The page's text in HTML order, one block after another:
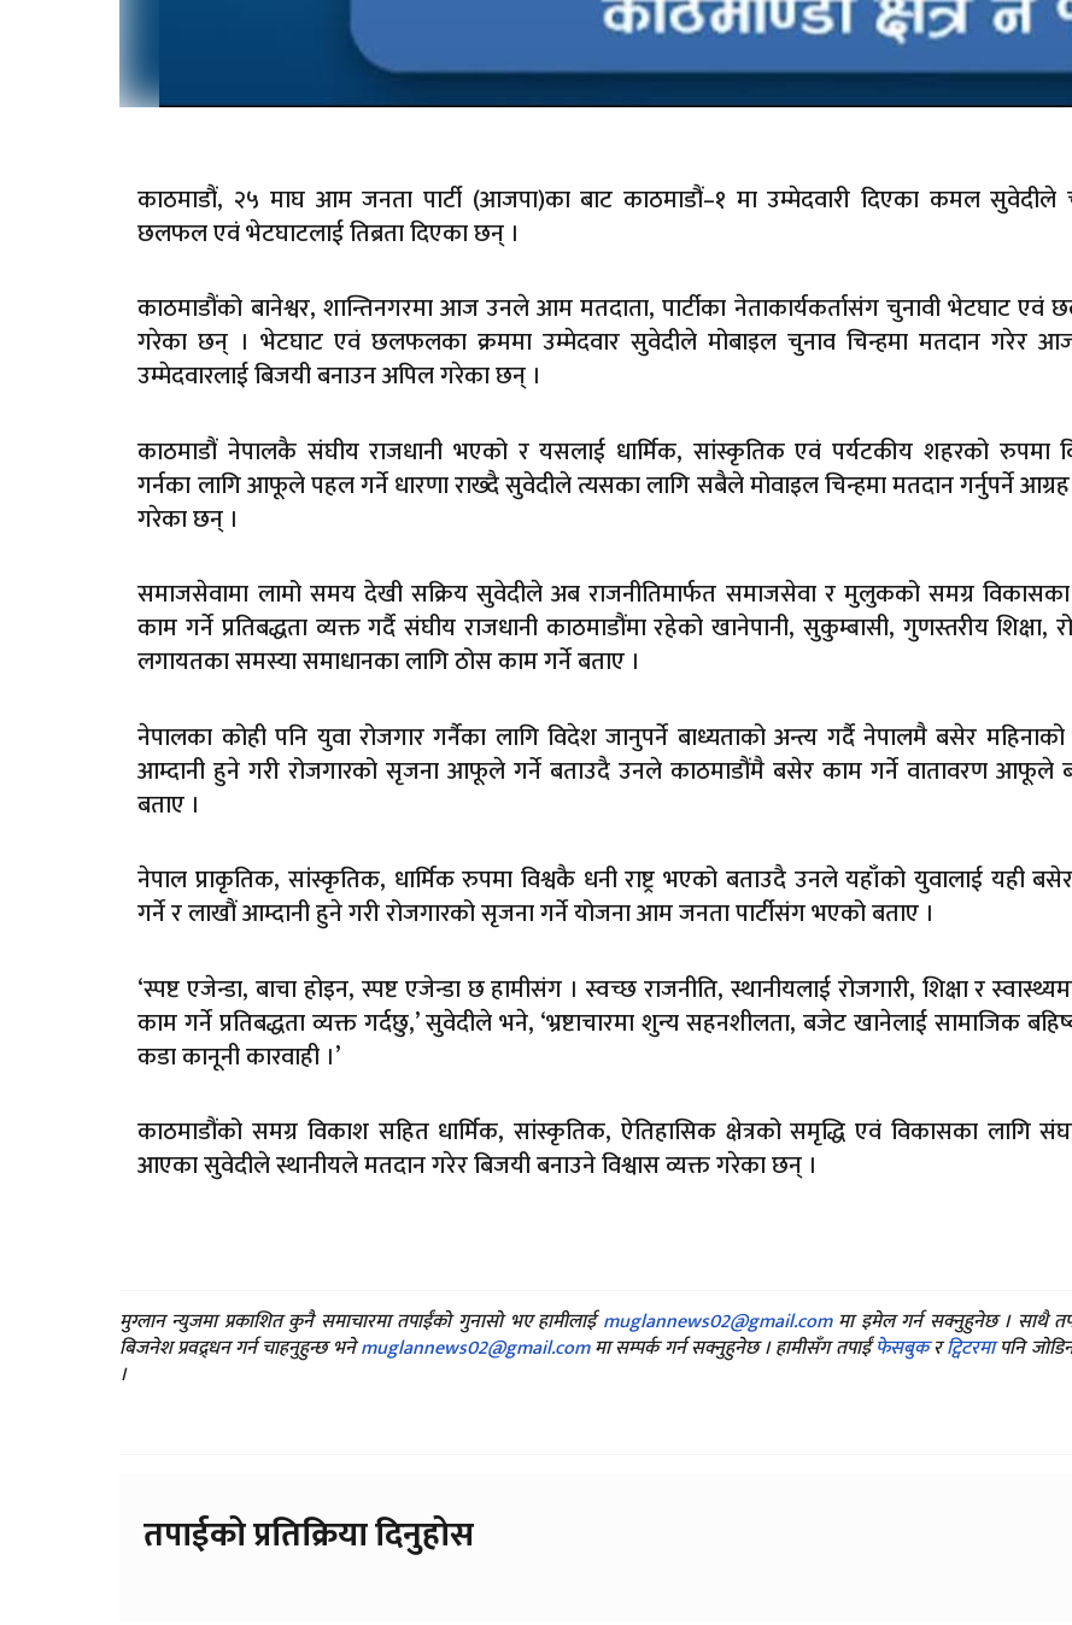
काठमाडौं, २५ माघ आम जनता पार्टी (आजपा)का बाट काठमाडौं–१ मा उम्मेदवारी दिएका कमल सुवेदीले
छलफल एवं भेटघाटलाई तिब्रता दिएका छन् ।
काठमाडौंको बानेश्वर, शान्तिनगरमा आज उनले आम मतदाता, पार्टीका नेताकार्यकर्तासंग चुनावी भेटघाट
गरेका छन् । भेटघाट एवं छलफलका क्रममा उम्मेदवार सुवेदीले मोबाइल चुनाव चिन्हमा मतदान गरेर
उम्मेदवारलाई बिजयी बनाउन अपिल गरेका छन् ।
काठमाडौं नेपालकै संघीय राजधानी भएको र यसलाई धार्मिक, सांस्कृतिक एवं पर्यटकीय शहरको रुपमा
गर्नका लागि आफूले पहल गर्ने धारणा राख्दै सुवेदीले त्यसका लागि सबैले मोवाइल चिन्हमा मतदान गर्नुपर्ने
गरेका छन् ।
समाजसेवामा लामो समय देखी सक्रिय सुवेदीले अब राजनीतिमार्फत समाजसेवा र मुलुकको समग्र
काम गर्ने प्रतिबद्धता व्यक्त गर्दै संघीय राजधानी काठमाडौंमा रहेको खानेपानी, सुकुम्बासी, गुणस्तरीय शिक्षा,
लगायतका समस्या समाधानका लागि ठोस काम गर्ने बताए ।
नेपालका कोही पनि युवा रोजगार गर्नैका लागि विदेश जानुपर्ने बाध्यताको अन्त्य गर्दै नेपालमै बसेर
आम्दानी हुने गरी रोजगारको सृजना आफूले गर्ने बताउदै उनले काठमाडौंमै बसेर काम गर्ने वातावरण आफूले
बताए ।
नेपाल प्राकृतिक, सांस्कृतिक, धार्मिक रुपमा विश्वकै धनी राष्ट्र भएको बताउदै उनले यहाँको युवालाई यही
गर्ने र लाखौं आम्दानी हुने गरी रोजगारको सृजना गर्ने योजना आम जनता पार्टीसंग भएको बताए ।
‘स्पष्ट एजेन्डा, बाचा होइन, स्पष्ट एजेन्डा छ हामीसंग । स्वच्छ राजनीति, स्थानीयलाई रोजगारी, शिक्षा र
काम गर्ने प्रतिबद्धता व्यक्त गर्दछु,’ सुवेदीले भने, ‘भ्रष्टाचारमा शुन्य सहनशीलता, बजेट खानेलाई सामाजिक
कडा कानूनी कारवाही ।’
काठमाडौंको समग्र विकाश सहित धार्मिक, सांस्कृतिक, ऐतिहासिक क्षेत्रको समृद्धि एवं विकासका लागि
आएका सुवेदीले स्थानीयले मतदान गरेर बिजयी बनाउने विश्वास व्यक्त गरेका छन् ।
मुग्लान न्युजमा प्रकाशित कुनै समाचारमा तपाईंको गुनासो भए हामीलाईmuglannews02@gmail.comमा इमेल गर्न सक्नुहुनेछ । साथै
बिजनेश प्रवद्र्धन गर्न चाहनुहुन्छ भनेmuglannews02@gmail.comमा सम्पर्क गर्न सक्नुहुनेछ । हामीसँग तपाईंफेसबुकरट्विटरमापनि
।
तपाईको प्रतिक्रिया दिनुहोस